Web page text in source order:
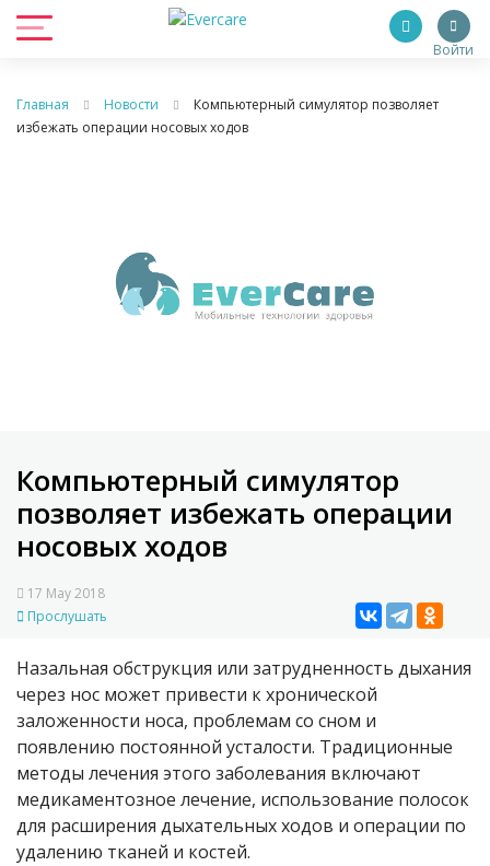
Войти
Главная Новости
Компьютерный симулятор позволяет
избежать операции носовых ходов
Компьютерный симулятор
позволяет избежать операции
носовых ходов
17 May 2018
Прослушать
Назальная обструкция или затрудненность дыхания
через нос может привести к хронической
заложенности носа, проблемам со сном и
появлению постоянной усталости. Традиционные
методы лечения этого заболевания включают
медикаментозное лечение, использование полосок
для расширения дыхательных ходов и операции по
удалению тканей и костей.